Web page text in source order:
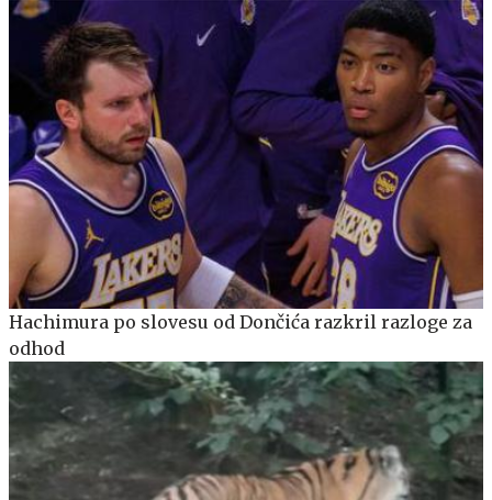
Hachimura po slovesu od Dončića razkril razloge za
odhod